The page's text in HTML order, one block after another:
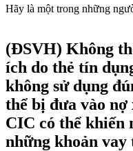
Hãy là một trong những
(ĐSVH) Không
ích do thẻ tín
không sử dụng
thể bị đưa vào
CIC có thể khiến
những khoản vay